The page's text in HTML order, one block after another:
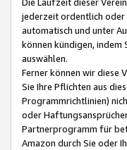
jederzeit ordentlich oder
automatisch und unter
können kündigen, indem
auswählen.
Ferner können wir diese
Sie Ihre Pflichten aus
Programmrichtlinien)
oder
Partnerprogramm für
Amazon durch Sie oder